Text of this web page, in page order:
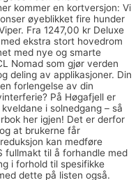
kommer en kortversjon: Vi
øyeblikket fire hunder
Fra 1247,00 kr Deluxe
ekstra stort hovedrom
med nye og smarte
Nomad som gjør verden
deling av applikasjoner. Din
forlengelse av din
På Høgafjell er
i solnedgang – så
her igjen! Det er derfor
at brukerne får
kan medføre
fullmakt til å forhandle med
i forhold til spesifikke
dette på listen også.